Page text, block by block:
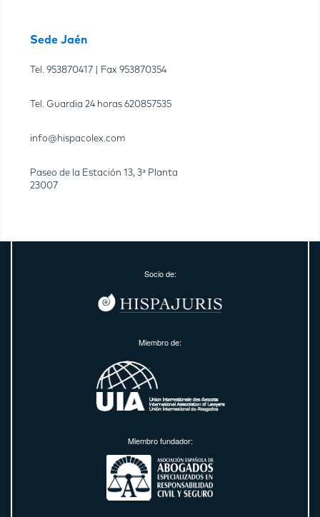
Sede Jaén
Tel. 953870417 | Fax 953870354
Tel. Guardia 24 horas 620857535
info@hispacolex.com
Paseo de la Estación 13, 3ª Planta
23007
Socio de:
Miembro de:
Miembro fundador: